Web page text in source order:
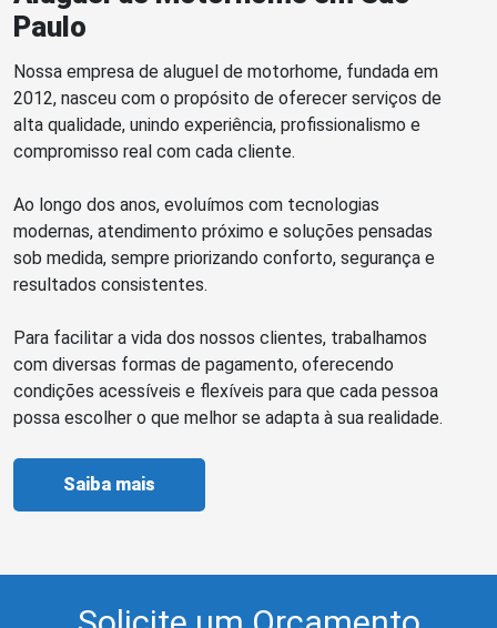
Paulo
Nossa empresa de aluguel de motorhome, fundada em
2012, nasceu com o propósito de oferecer serviços de
alta qualidade, unindo experiência, profissionalismo e
compromisso real com cada cliente.
Ao longo dos anos, evoluímos com tecnologias
modernas, atendimento próximo e soluções pensadas
sob medida, sempre priorizando conforto, segurança e
resultados consistentes.
Para facilitar a vida dos nossos clientes, trabalhamos
com diversas formas de pagamento, oferecendo
condições acessíveis e flexíveis para que cada pessoa
possa escolher o que melhor se adapta à sua realidade.
Saiba mais